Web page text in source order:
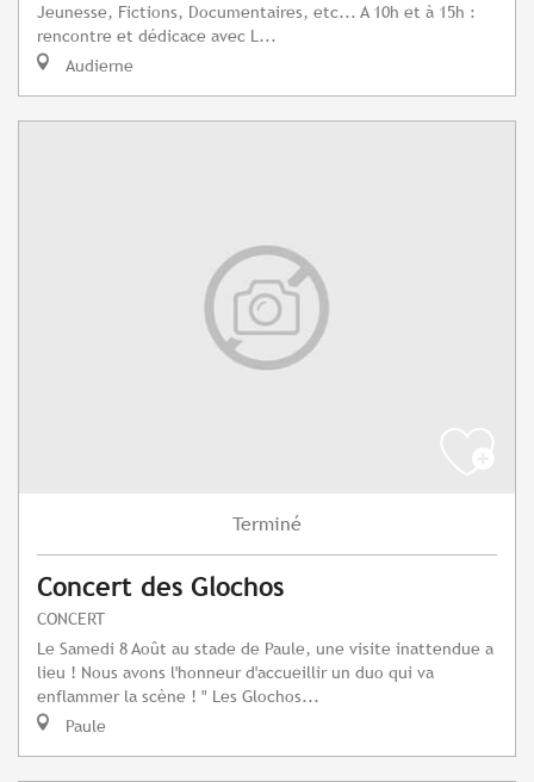
Jeunesse, Fictions, Documentaires, etc... A 10h et à 15h :
rencontre et dédicace avec L...
Audierne
Terminé
Concert des Glochos
CONCERT
Le Samedi 8 Août au stade de Paule, une visite inattendue a
lieu ! Nous avons l'honneur d'accueillir un duo qui va
enflammer la scène ! " Les Glochos...
Paule